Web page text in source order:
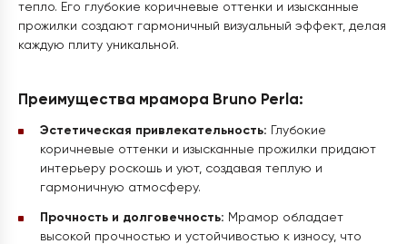
тепло. Его глубокие коричневые оттенки и изысканные
прожилки создают гармоничный визуальный эффект, делая
каждую плиту уникальной.
Преимущества мрамора Bruno Perla:
Эстетическая привлекательность: Глубокие
коричневые оттенки и изысканные прожилки придают
интерьеру роскошь и уют, создавая теплую и
гармоничную атмосферу.
Прочность и долговечность: Мрамор обладает
высокой прочностью и устойчивостью к износу, что